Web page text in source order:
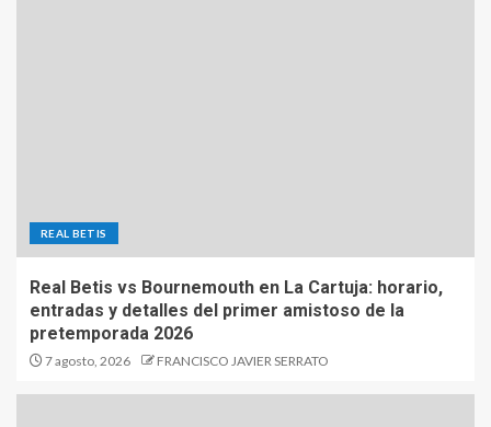
REAL BETIS
Real Betis vs Bournemouth en La Cartuja: horario,
entradas y detalles del primer amistoso de la
pretemporada 2026
7 agosto, 2026 FRANCISCO JAVIER SERRATO